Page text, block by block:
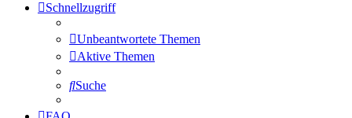
Schnellzugriff
Unbeantwortete Themen
Aktive Themen
Suche